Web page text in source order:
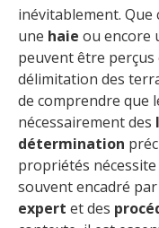
inévitablement. Que
une haie ou encore
peuvent être perçus
délimitation des
de comprendre que
nécessairement des
détermination
propriétés
souvent encadré
expert et des